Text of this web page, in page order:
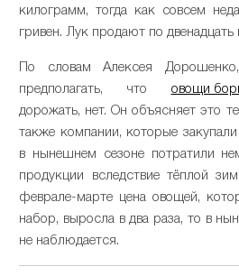
килограмм, тогда как совсем
гривен. Лук продают по двенадцать
По словам Алексея
предполагать, что овощи
дорожать, нет. Он объясняет это
также компании, которые
в нынешнем сезоне потратили
продукции вследствие тёплой
феврале-марте цена овощей,
набор, выросла в два раза, то в
не наблюдается.